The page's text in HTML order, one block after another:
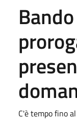
C'è tempo fino